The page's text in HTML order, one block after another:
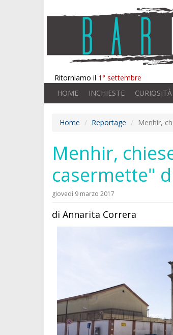
Ritorniamo il 1° settembre
HOME INCHIESTE CURIOSITÀ
Home Reportage Menhir,
Menhir,
casermette"
giovedì 9 marzo 2017
di Annarita Correra